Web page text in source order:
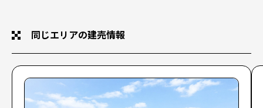
同じエリアの建売情報